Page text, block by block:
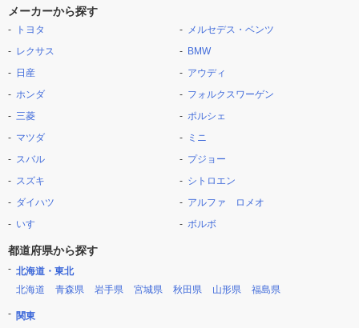
メーカーから探す
トヨタ
レクサス
日産
ホンダ
三菱
マツダ
スバル
スズキ
ダイハツ
いすゞ
メルセデス・ベンツ
BMW
アウディ
フォルクスワーゲン
ポルシェ
ミニ
プジョー
シトロエン
アルファ ロメオ
ボルボ
都道府県から探す
北海道・東北
北海道
青森県 岩手県 宮城県 秋田県 山形県 福島県
関東